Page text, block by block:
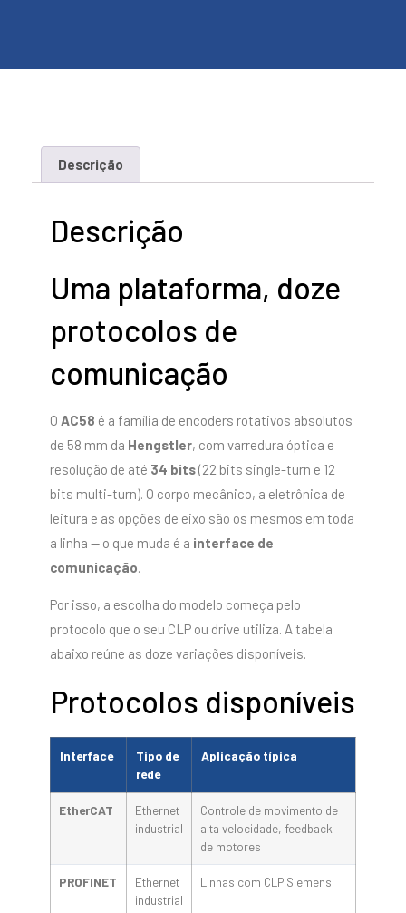
Descrição
Descrição
Uma plataforma, doze
protocolos de
comunicação
O AC58 é a família de encoders rotativos absolutos
de 58 mm da Hengstler, com varredura óptica e
resolução de até 34 bits(22 bits single-turn e 12
bits multi-turn). O corpo mecânico, a eletrônica de
leitura e as opções de eixo são os mesmos em toda
a linha — o que muda é a interface de
comunicação.
Por isso, a escolha do modelo começa pelo
protocolo que o seu CLP ou drive utiliza. A tabela
abaixo reúne as doze variações disponíveis.
Protocolos disponíveis
Interface
Tipo de
rede
Aplicação típica
EtherCAT
Ethernet
industrial
Controle de movimento de
alta velocidade, feedback
de motores
PROFINET
Ethernet
industrial
Linhas com CLP Siemens